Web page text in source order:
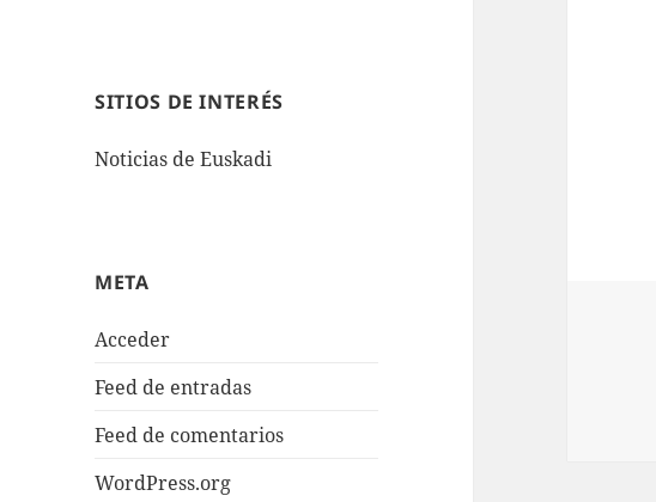
SITIOS DE INTERÉS
Noticias de Euskadi
META
Acceder
Feed de entradas
Feed de comentarios
WordPress.org